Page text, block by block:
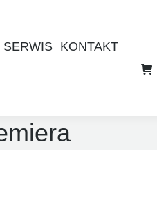
SERWIS KONTAKT